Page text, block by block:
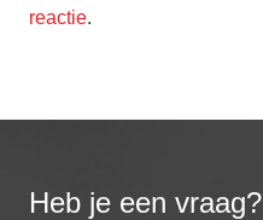
reactie.
Heb je een vraag?